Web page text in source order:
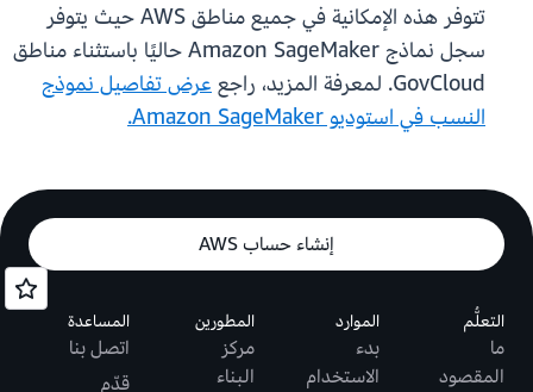
تتوفر هذه الإمكانية في جميع مناطق AWS حيث يتوفر
سجل نماذج Amazon SageMaker حاليًا باستثناء مناطق
GovCloud. لمعرفة المزيد، راجع
عرض تفاصيل نموذج
النسب في استوديو Amazon SageMaker.
إنشاء حساب AWS
التعلُّم
ما
المقصود
الموارد
بدء
الاستخدام
المطورين
مركز
البناء
المساعدة
اتصل بنا
قدّم